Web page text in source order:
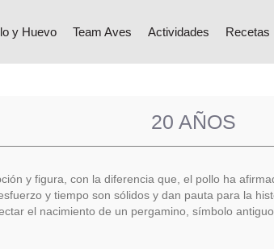
y Huevo Team Aves Actividades Recetas
20 AÑOS
y figura, con la diferencia que, el pollo ha
y tiempo son sólidos y dan pauta para la
el nacimiento de un pergamino, símbolo